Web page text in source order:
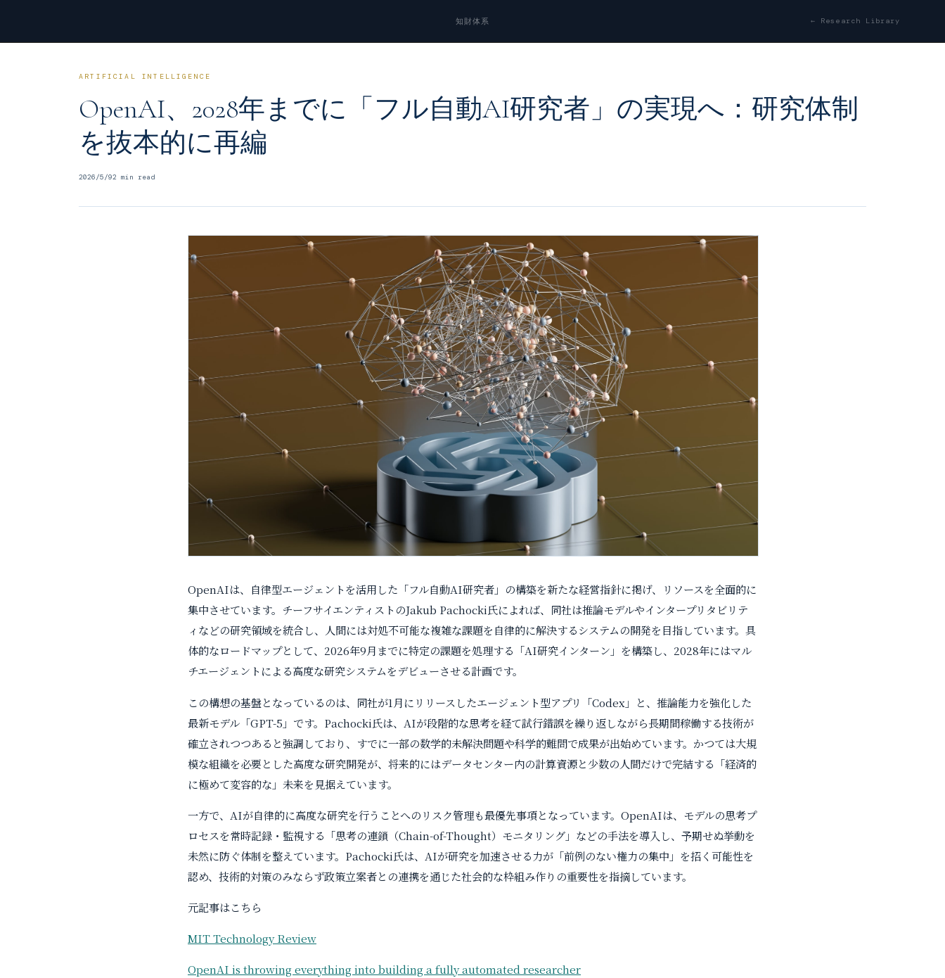
知財体系 ← Research Library
ARTIFICIAL INTELLIGENCE
OpenAI、2028年までに「フル自動AI研究者」の実現へ：研究体制
を抜本的に再編
2026/5/92 min read
OpenAIは、自律型エージェントを活用した「フル自動AI研究者」の構築を新たな経営指針に掲げ、リソースを全面的に
集中させています。チーフサイエンティストのJakub Pachocki氏によれば、同社は推論モデルやインタープリタビリテ
ィなどの研究領域を統合し、人間には対処不可能な複雑な課題を自律的に解決するシステムの開発を目指しています。具
体的なロードマップとして、2026年9月までに特定の課題を処理する「AI研究インターン」を構築し、2028年にはマル
チエージェントによる高度な研究システムをデビューさせる計画です。
この構想の基盤となっているのは、同社が1月にリリースしたエージェント型アプリ「Codex」と、推論能力を強化した
最新モデル「GPT-5」です。Pachocki氏は、AIが段階的な思考を経て試行錯誤を繰り返しながら長期間稼働する技術が
確立されつつあると強調しており、すでに一部の数学的未解決問題や科学的難問で成果が出始めています。かつては大規
模な組織を必要とした高度な研究開発が、将来的にはデータセンター内の計算資源と少数の人間だけで完結する「経済的
に極めて変容的な」未来を見据えています。
一方で、AIが自律的に高度な研究を行うことへのリスク管理も最優先事項となっています。OpenAIは、モデルの思考プ
ロセスを常時記録・監視する「思考の連鎖（Chain-of-Thought）モニタリング」などの手法を導入し、予期せぬ挙動を
未然に防ぐ体制を整えています。Pachocki氏は、AIが研究を加速させる力が「前例のない権力の集中」を招く可能性を
認め、技術的対策のみならず政策立案者との連携を通じた社会的な枠組み作りの重要性を指摘しています。
元記事はこちら
MIT Technology Review
OpenAI is throwing everything into building a fully automated researcher